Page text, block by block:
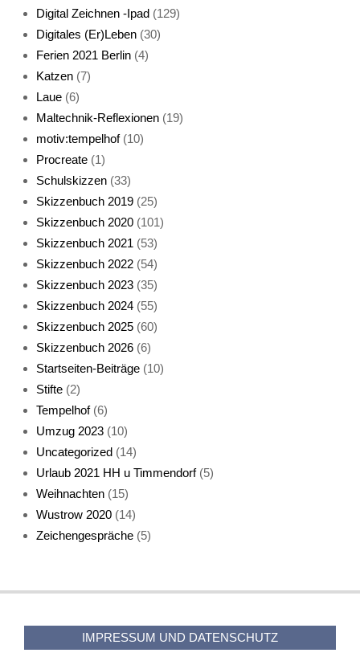
Live-Cat
Katze sturmerprobt
Digital Zeichnen -Ipad (129)
Digitales (Er)Leben (30)
Ferien 2021 Berlin (4)
Katzen (7)
Laue (6)
Maltechnik-Reflexionen (19)
motiv:tempelhof(10)
Procreate (1)
Schulskizzen (33)
Skizzenbuch 2019 (25)
Skizzenbuch 2020 (101)
Skizzenbuch 2021 (53)
Skizzenbuch 2022 (54)
Skizzenbuch 2023 (35)
Skizzenbuch 2024 (55)
Skizzenbuch 2025 (60)
Skizzenbuch 2026 (6)
Startseiten-Beiträge (10)
Stifte (2)
Tempelhof(6)
Umzug 2023 (10)
Uncategorized (14)
Urlaub 2021 HH u Timmendorf(5)
Weihnachten (15)
Wustrow 2020 (14)
Zeichengespräche (5)
IMPRESSUM UND DATENSCHUTZ